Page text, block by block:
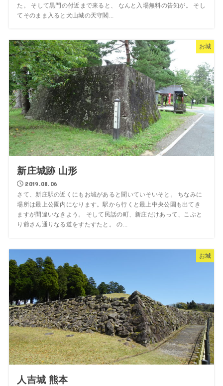
た。 そして黒門の付近まで来ると、 なんと入場無料の告知が。 そし
てそのまま入ると犬山城の天守閣...
お城
新庄城跡 山形
2019.08.06
さて、新庄駅の近くにもお城があると聞いていそいそと。 ちなみに
場所は最上公園内になります。駅から行くと最上中央公園も出てき
ますが間違いなきよう。 そして民話の町、新庄だけあって、こぶと
り爺さん通りなる道をすたすたと。 の...
お城
人吉城 熊本